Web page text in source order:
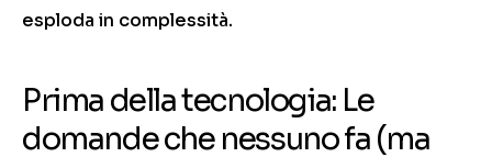
esploda in complessità.
Prima della tecnologia: Le
domande che nessuno fa (ma